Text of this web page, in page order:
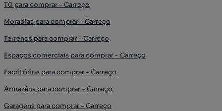
T0 para comprar - Carreço
Moradias para comprar - Carreço
Terrenos para comprar - Carreço
Espaços comerciais para comprar - Carreço
Escritórios para comprar - Carreço
Armazéns para comprar - Carreço
Garagens para comprar - Carreço